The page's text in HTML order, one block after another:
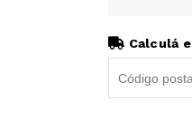
Calculá